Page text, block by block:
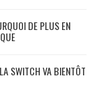
DE PLUS EN
SWITCH VA BIENTÔT